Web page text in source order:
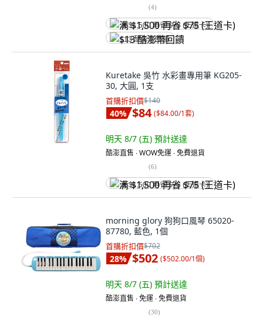
(4)
满 $1,500 再省 $75 (王道卡)
$13 酷澎幣回饋
Kuretake 吳竹 水彩畫專用筆 KG205-
30, 大圓, 1支
首購折扣價$140
40% $84 ($84.00/1套)
明天 8/7 (五) 預計送達
酷澎直售 ∙ WOW免運 ∙ 免費退貨
(6)
满 $1,500 再省 $75 (王道卡)
morning glory 狗狗口風琴 65020-
87780, 藍色, 1個
首購折扣價$702
28% $502 ($502.00/1個)
明天 8/7 (五) 預計送達
酷澎直售 ∙ 免運 ∙ 免費退貨
(30)